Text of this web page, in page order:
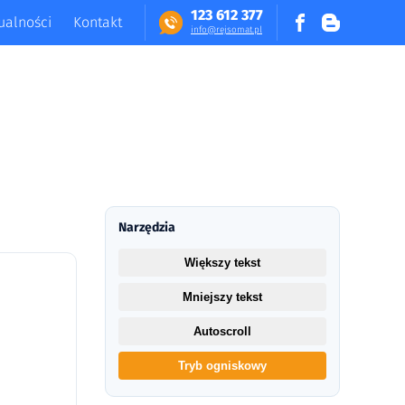
123 612 377
in​fo​@​​rej​somat​.​pl
Kontakt
Narzędzia
Większy tekst
Mniejszy tekst
Autoscroll
Tryb ogniskowy